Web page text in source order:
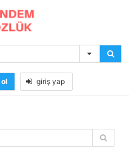
giriş yap